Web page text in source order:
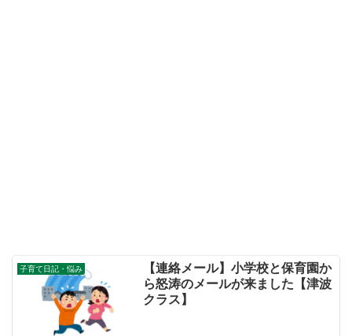
子育て日記・悩み
【連絡メール】小学校と保育園か
ら怒涛のメールが来ました【津波
クラス】